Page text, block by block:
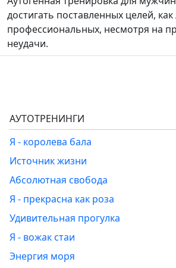
достигать поставленных целей,
профессиональных, несмотря на
неудачи.
АУТОТРЕНИНГИ
Я - королева бала
Источник жизни
Абсолютная свобода
Я - прекрасна как роза
Удивительная прогулка
Я - вожак стаи
Энергия моря